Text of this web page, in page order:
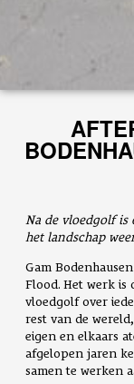
Na de vloedgolf
het landschap
Gam
Flood. Het werk is
vloedgolf over
rest van de
eigen en elkaars
afgelopen jaren
samen te werken